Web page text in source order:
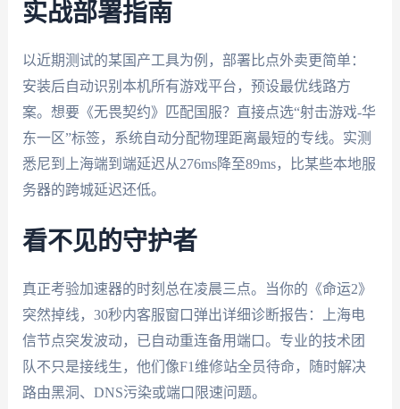
实战部署指南
以近期测试的某国产工具为例，部署比点外卖更简单：
安装后自动识别本机所有游戏平台，预设最优线路方
案。想要《无畏契约》匹配国服？直接点选“射击游戏-华
东一区”标签，系统自动分配物理距离最短的专线。实测
悉尼到上海端到端延迟从276ms降至89ms，比某些本地服
务器的跨城延迟还低。
看不见的守护者
真正考验加速器的时刻总在凌晨三点。当你的《命运2》
突然掉线，30秒内客服窗口弹出详细诊断报告：上海电
信节点突发波动，已自动重连备用端口。专业的技术团
队不只是接线生，他们像F1维修站全员待命，随时解决
路由黑洞、DNS污染或端口限速问题。